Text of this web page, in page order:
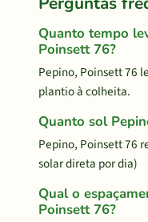
Quanto tempo
Poinsett 76?
Pepino, Poinsett 76
plantio à colheita.
Quanto sol
Pepino, Poinsett 76
solar direta por dia)
Qual o
Poinsett 76?